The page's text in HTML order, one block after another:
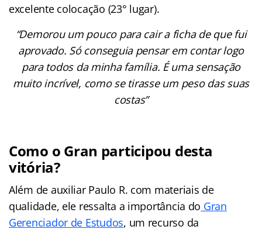
excelente colocação (23° lugar).
“Demorou um pouco para cair a ficha de que fui
aprovado. Só conseguia pensar em contar logo
para todos da minha família. É uma sensação
muito incrível, como se tirasse um peso das suas
costas”
Como o Gran participou desta
vitória?
Além de auxiliar Paulo R. com materiais de
qualidade, ele ressalta a importância do Gran
Gerenciador de Estudos, um recurso da